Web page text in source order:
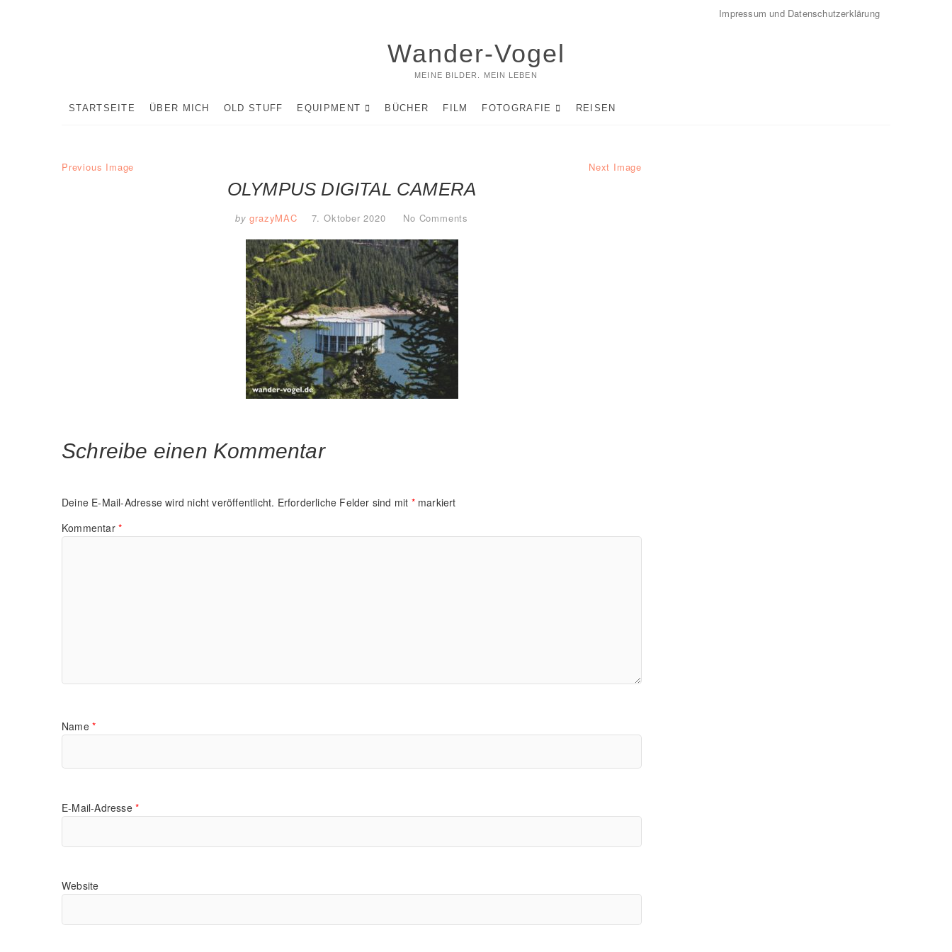
Impressum und Datenschutzerklärung
Wander-Vogel
MEINE BILDER. MEIN LEBEN
STARTSEITE ÜBER MICH OLD STUFF EQUIPMENT BÜCHER FILM FOTOGRAFIE REISEN
Previous Image Next Image
OLYMPUS DIGITAL CAMERA
by grazyMAC 7. Oktober 2020 No Comments
Schreibe einen Kommentar
Deine E-Mail-Adresse wird nicht veröffentlicht. Erforderliche Felder sind mit *markiert
Kommentar *
Name *
E-Mail-Adresse *
Website